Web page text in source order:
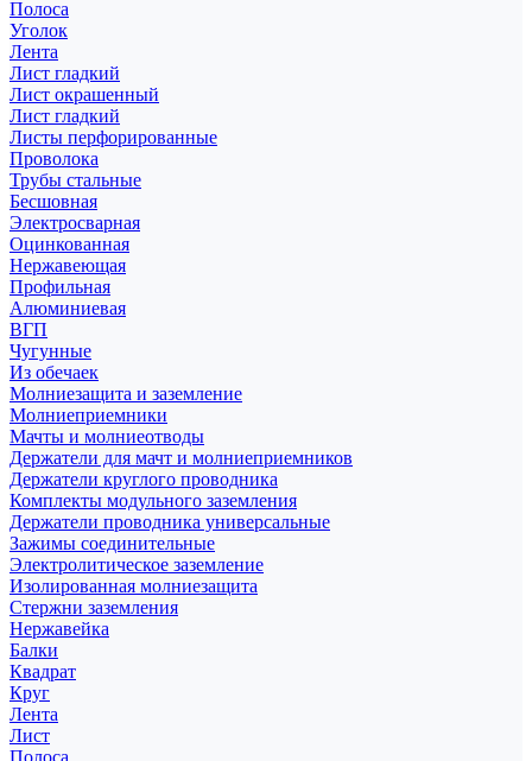
Полоса
Уголок
Лента
Лист гладкий
Лист окрашенный
Лист гладкий
Листы перфорированные
Проволока
Трубы стальные
Бесшовная
Электросварная
Оцинкованная
Нержавеющая
Профильная
Алюминиевая
ВГП
Чугунные
Из обечаек
Молниезащита и заземление
Молниеприемники
Мачты и молниеотводы
Держатели для мачт и молниеприемников
Держатели круглого проводника
Комплекты модульного заземления
Держатели проводника универсальные
Зажимы соединительные
Электролитическое заземление
Изолированная молниезащита
Стержни заземления
Нержавейка
Балки
Квадрат
Круг
Лента
Лист
Полоса